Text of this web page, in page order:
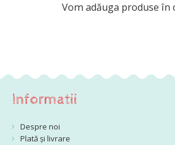
Vom adăuga produse în
Informatii
Despre noi
Plată și livrare